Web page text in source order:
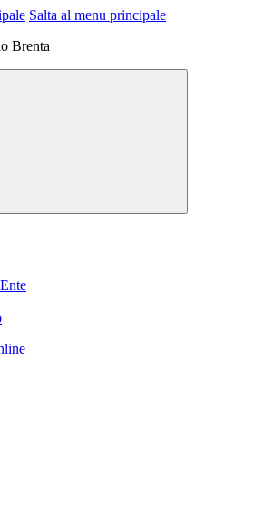
Salta al menu principale
Brenta